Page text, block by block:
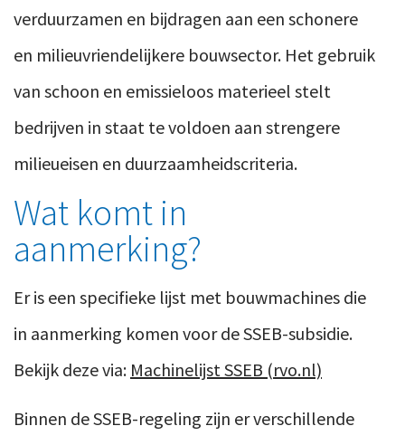
verduurzamen en bijdragen aan een schonere
en milieuvriendelijkere bouwsector. Het gebruik
van schoon en emissieloos materieel stelt
bedrijven in staat te voldoen aan strengere
milieueisen en duurzaamheidscriteria.
Wat komt in
aanmerking?
Er is een specifieke lijst met bouwmachines die
in aanmerking komen voor de SSEB-subsidie.
Bekijk deze via: Machinelijst SSEB (rvo.nl)
Binnen de SSEB-regeling zijn er verschillende